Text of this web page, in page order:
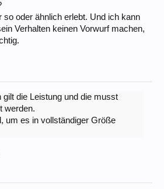
so oder ähnlich erlebt. Und ich kann
Verhalten keinen Vorwurf machen,
die Leistung und die musst
werden.
um es in vollständiger Größe